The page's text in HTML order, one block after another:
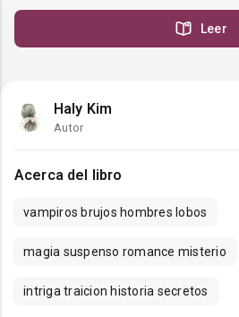
Leer
Haly Kim
Autor
Acerca del libro
vampiros brujos hombres lobos
magia suspenso romance misterio
intriga traicion historia secretos